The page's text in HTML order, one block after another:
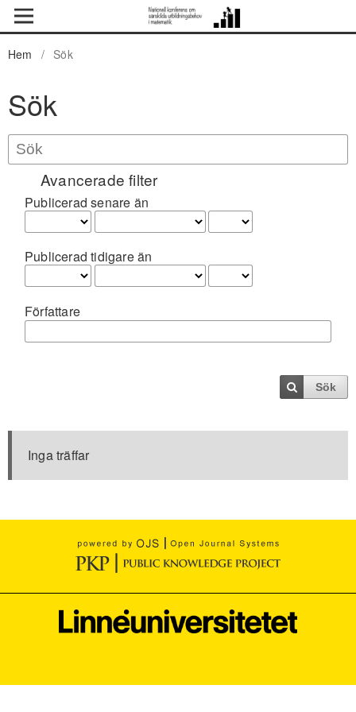
Hem / Sök
Sök
Avancerade filter
Publicerad senare än
Publicerad tidigare än
Författare
Sök
Inga träffar